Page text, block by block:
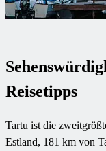
Reisetipps
Tartu ist die
Estland, 181 km von